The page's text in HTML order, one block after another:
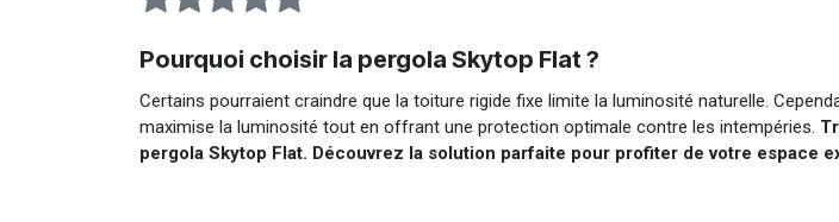
Pourquoi choisir la pergola Skytop Flat ?
Certains pourraient craindre que la toiture rigide fixe limite la luminosité naturelle.
maximise la luminosité tout en offrant une protection optimale contre les intempéries.
pergola Skytop Flat. Découvrez la solution parfaite pour profiter de votre espace